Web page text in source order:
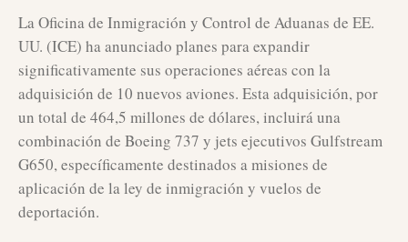
La Oficina de Inmigración y Control de Aduanas de EE.
UU. (ICE) ha anunciado planes para expandir
significativamente sus operaciones aéreas con la
adquisición de 10 nuevos aviones. Esta adquisición, por
un total de 464,5 millones de dólares, incluirá una
combinación de Boeing 737 y jets ejecutivos Gulfstream
G650, específicamente destinados a misiones de
aplicación de la ley de inmigración y vuelos de
deportación.